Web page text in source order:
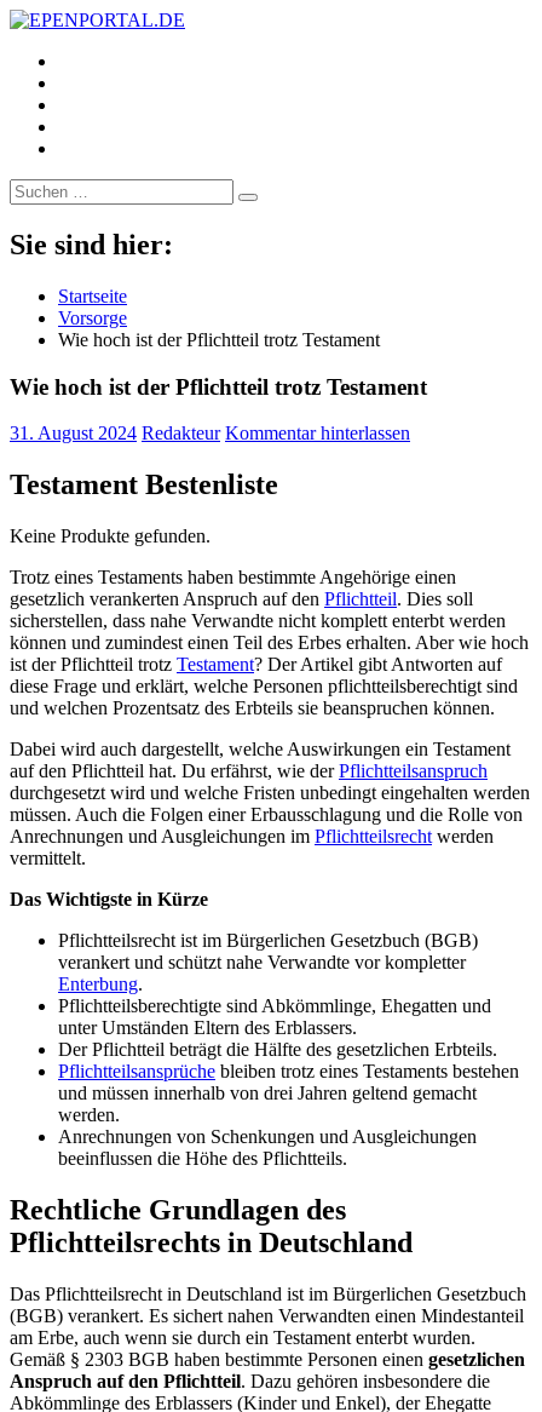
EPENPORTAL.DE
Epische News aus Politik, Finanzen & Gesellschaft
Suche
nach:
Sie sind hier:
Startseite
Vorsorge
Wie hoch ist der Pflichtteil trotz Testament
Wie hoch ist der Pflichtteil trotz Testament
31. August 2024 Redakteur Kommentar hinterlassen
Testament Bestenliste
Keine Produkte gefunden.
Trotz eines Testaments haben bestimmte Angehörige einen
gesetzlich verankerten Anspruch auf den Pflichtteil. Dies soll
sicherstellen, dass nahe Verwandte nicht komplett enterbt werden
können und zumindest einen Teil des Erbes erhalten. Aber wie hoch
ist der Pflichtteil trotz Testament? Der Artikel gibt Antworten auf
diese Frage und erklärt, welche Personen pflichtteilsberechtigt sind
und welchen Prozentsatz des Erbteils sie beanspruchen können.
Dabei wird auch dargestellt, welche Auswirkungen ein Testament
auf den Pflichtteil hat. Du erfährst, wie derPflichtteilsanspruch
durchgesetzt wird und welche Fristen unbedingt eingehalten werden
müssen. Auch die Folgen einer Erbausschlagung und die Rolle von
Anrechnungen und Ausgleichungen im Pflichtteilsrecht werden
vermittelt.
Das Wichtigste in Kürze
Pflichtteilsrecht ist im Bürgerlichen Gesetzbuch (BGB)
verankert und schützt nahe Verwandte vor kompletter
Enterbung.
Pflichtteilsberechtigte sind Abkömmlinge, Ehegatten und
unter Umständen Eltern des Erblassers.
Der Pflichtteil beträgt die Hälfte des gesetzlichen Erbteils.
Pflichtteilsansprüche bleiben trotz eines Testaments bestehen
und müssen innerhalb von drei Jahren geltend gemacht
werden.
Anrechnungen von Schenkungen und Ausgleichungen
beeinflussen die Höhe des Pflichtteils.
Rechtliche Grundlagen des
Pflichtteilsrechts in Deutschland
Das Pflichtteilsrecht in Deutschland ist im Bürgerlichen Gesetzbuch
(BGB) verankert. Es sichert nahen Verwandten einen Mindestanteil
am Erbe, auch wenn sie durch ein Testament enterbt wurden.
Gemäß § 2303 BGB haben bestimmte Personen einen gesetzlichen
Anspruch auf den Pflichtteil. Dazu gehören insbesondere die
Abkömmlinge des Erblassers (Kinder und Enkel), der Ehegatte